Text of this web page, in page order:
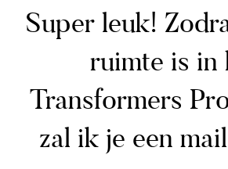
Super leuk!
ruimte is in
Transformers
zal ik je een